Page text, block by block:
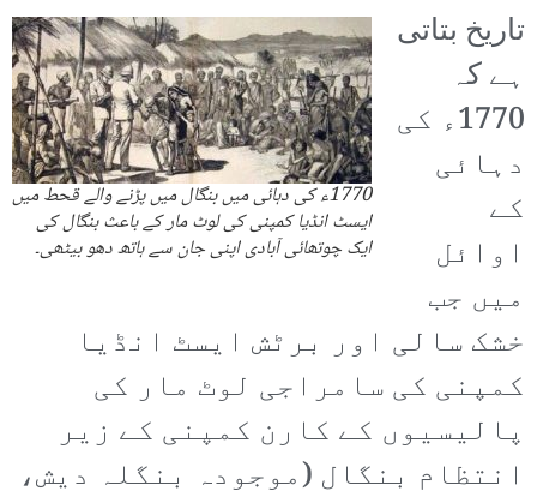
1770ء کی دہائی میں بنگال میں پڑنے والے قحط میں
ایسٹ انڈیا کمپنی کی لوٹ مار کے باعث بنگال کی
ایک چوتھائی آبادی اپنی جان سے ہاتھ دھو بیٹھی۔
تاریخ بتاتی
ہے کہ
1770ء کی
دہائی
کے
اوائل
میں جب
خشک سالی اور برٹش ایسٹ انڈیا
کمپنی کی سامراجی لوٹ مار کی
پالیسیوں کے کارن کمپنی کے زیر
انتظام بنگال (موجودہ بنگلہ دیش،